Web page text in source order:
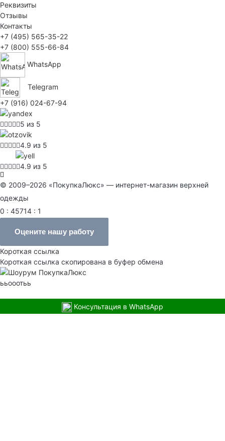
Реквизиты
Отзывы
Контакты
+7 (495) 565-35-22
+7 (800) 555-66-84
WhatsApp
Telegram
+7 (916) 024-67-94
5 из 5
4.9 из 5
4.9 из 5
© 2009–2026 «ПокупкаЛюкс» — интернет-магазин верхней
одежды
0 : 45714 : 1
Оцените нашу работу
Короткая ссылка
Короткая ссылка скопирована в буфер обмена
ььооотьь
Консультация в WhatsApp